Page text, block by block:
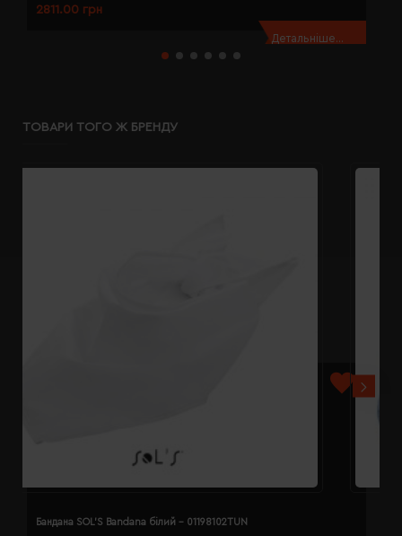
2811.00 грн
Детальніше...
ТОВАРИ ТОГО Ж БРЕНДУ
Бандана SOL'S Bandana білий - 01198102TUN